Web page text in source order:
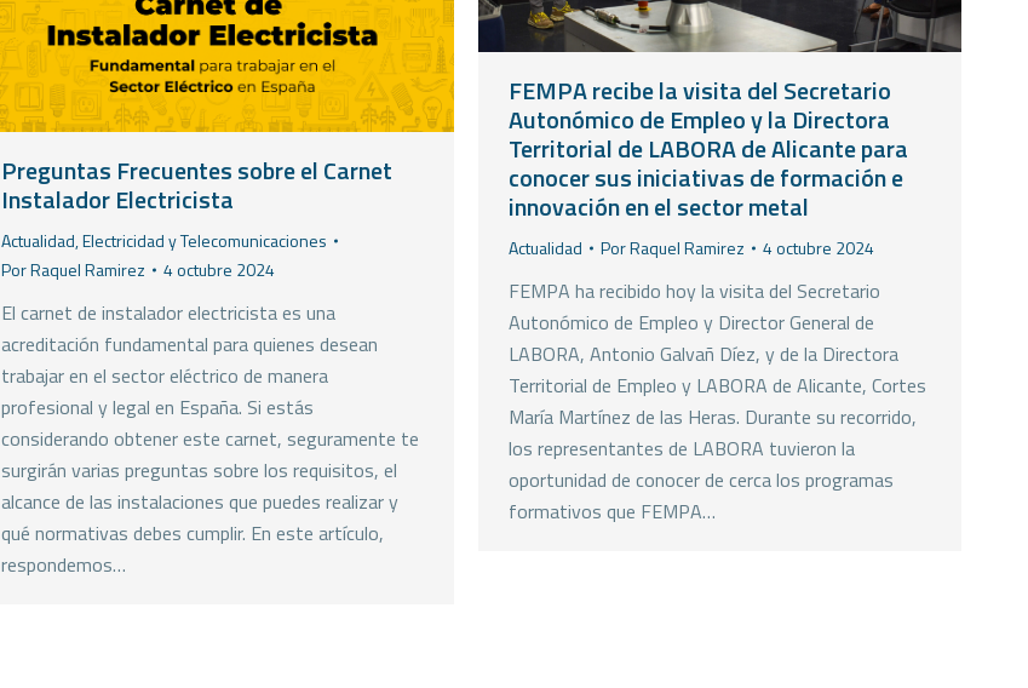
FEMPA recibe la visita del Secretario
Autonómico de Empleo y la Directora
Territorial de LABORA de Alicante para
conocer sus iniciativas de formación e
innovación en el sector metal
Actualidad PorRaquel Ramirez 4 octubre 2024
FEMPA ha recibido hoy la visita del Secretario
Autonómico de Empleo y Director General de
LABORA, Antonio Galvañ Díez, y de la Directora
Territorial de Empleo y LABORA de Alicante, Cortes
María Martínez de las Heras. Durante su recorrido,
los representantes de LABORA tuvieron la
oportunidad de conocer de cerca los programas
formativos que FEMPA…
Preguntas Frecuentes sobre el Carnet
Instalador Electricista
Actualidad,Electricidad y Telecomunicaciones
PorRaquel Ramirez 4 octubre 2024
El carnet de instalador electricista es una
acreditación fundamental para quienes desean
trabajar en el sector eléctrico de manera
profesional y legal en España. Si estás
considerando obtener este carnet, seguramente te
surgirán varias preguntas sobre los requisitos, el
alcance de las instalaciones que puedes realizar y
qué normativas debes cumplir. En este artículo,
respondemos…